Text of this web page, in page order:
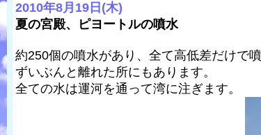
2010年8月19日(木)
夏の宮殿、ピヨートルの噴水
約250個の噴水があり、全て高低差だけで
ずいぶんと離れた所にもあります。
全ての水は運河を通って湾に注ぎます。